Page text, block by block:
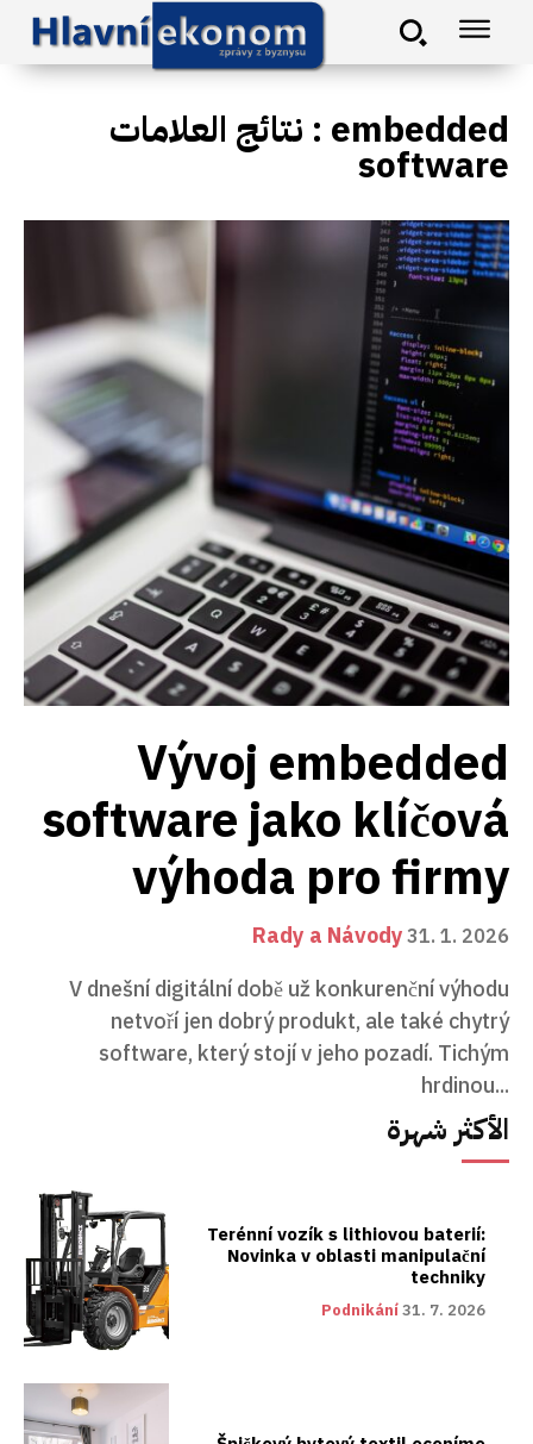
نتائج العلامات : embedded
software
Vývoj embedded
software jako klíčová
výhoda pro firmy
Rady a Návody31. 1. 2026
V dnešní digitální době už konkurenční výhodu
netvoří jen dobrý produkt, ale také chytrý
software, který stojí v jeho pozadí. Tichým
hrdinou...
الأكثر شهرة
Terénní vozík s lithiovou baterií:
Novinka v oblasti manipulační
techniky
Podnikání31. 7. 2026